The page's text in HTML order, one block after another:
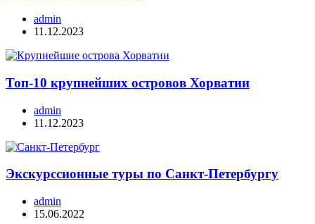
admin
11.12.2023
Топ-10 крупнейших островов Хорватии
admin
11.12.2023
Экскурссионные туры по Санкт-Петербургу
admin
15.06.2022